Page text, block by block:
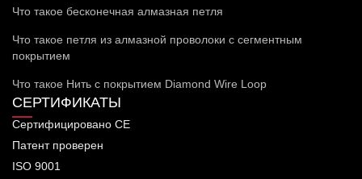
Что такое бесконечная алмазная петля
Что такое петля из алмазной проволоки с сегментным
покрытием
Что такое Нить с покрытием Diamond Wire Loop
СЕРТИФИКАТЫ
Сертифицировано CE
Патент проверен
ISO 9001